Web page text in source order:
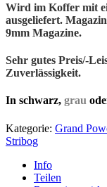
Wird im Koffer mit
ausgeliefert.
9mm Magazine.
Sehr gutes Preis/-
Zuverlässigkeit.
In schwarz, grau
Kategorie: Grand
Stribog
Info
Teilen